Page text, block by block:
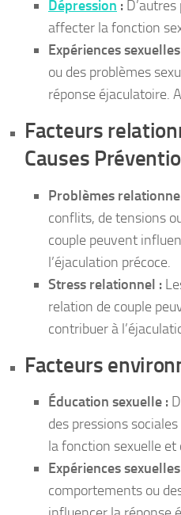
Dépression :
affecter la fonction
Expériences
ou des problèmes
réponse éjaculatoire.
Facteurs
Causes
Problèmes
conflits, de tensions
couple peuvent
l’éjaculation précoce.
Stress relationnel :
relation de couple
contribuer à
Facteurs
Éducation sexuelle :
des pressions
la fonction sexuelle et
Expériences
comportements ou